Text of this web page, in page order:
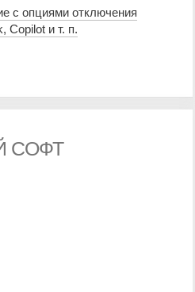
с опциями отключения
Copilot и т. п.
СОФТ